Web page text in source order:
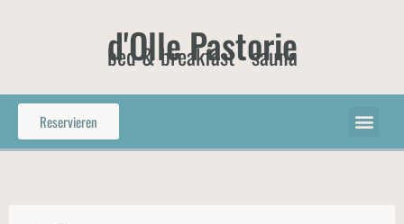
d'Olle Pastorie
bed & breakfast - sauna
Reservieren